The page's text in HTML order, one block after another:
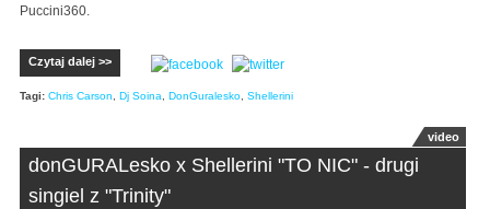
Puccini360.
Czytaj dalej >>
Tagi: Chris Carson, Dj Soina, DonGuralesko, Shellerini
video
donGURALesko x Shellerini "TO NIC" - drugi
singiel z "Trinity"